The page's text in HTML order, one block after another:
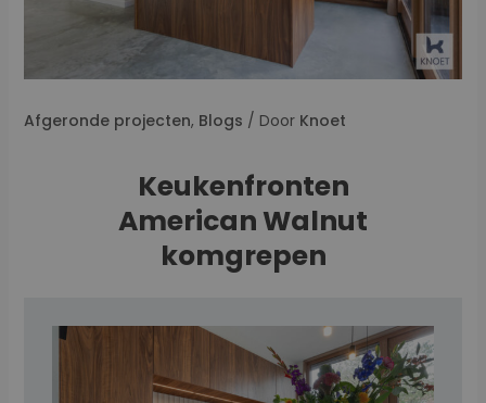
Afgeronde projecten, Blogs / Door Knoet
Keukenfronten
American Walnut
komgrepen